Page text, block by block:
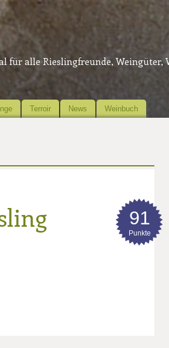
für alle Rieslingfreunde, Weingüter,
Terroir News Weinbuch
91
Punkte